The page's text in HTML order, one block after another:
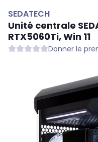
SEDATECH
Unité centrale
RTX5060Ti, Win 11
Donner le